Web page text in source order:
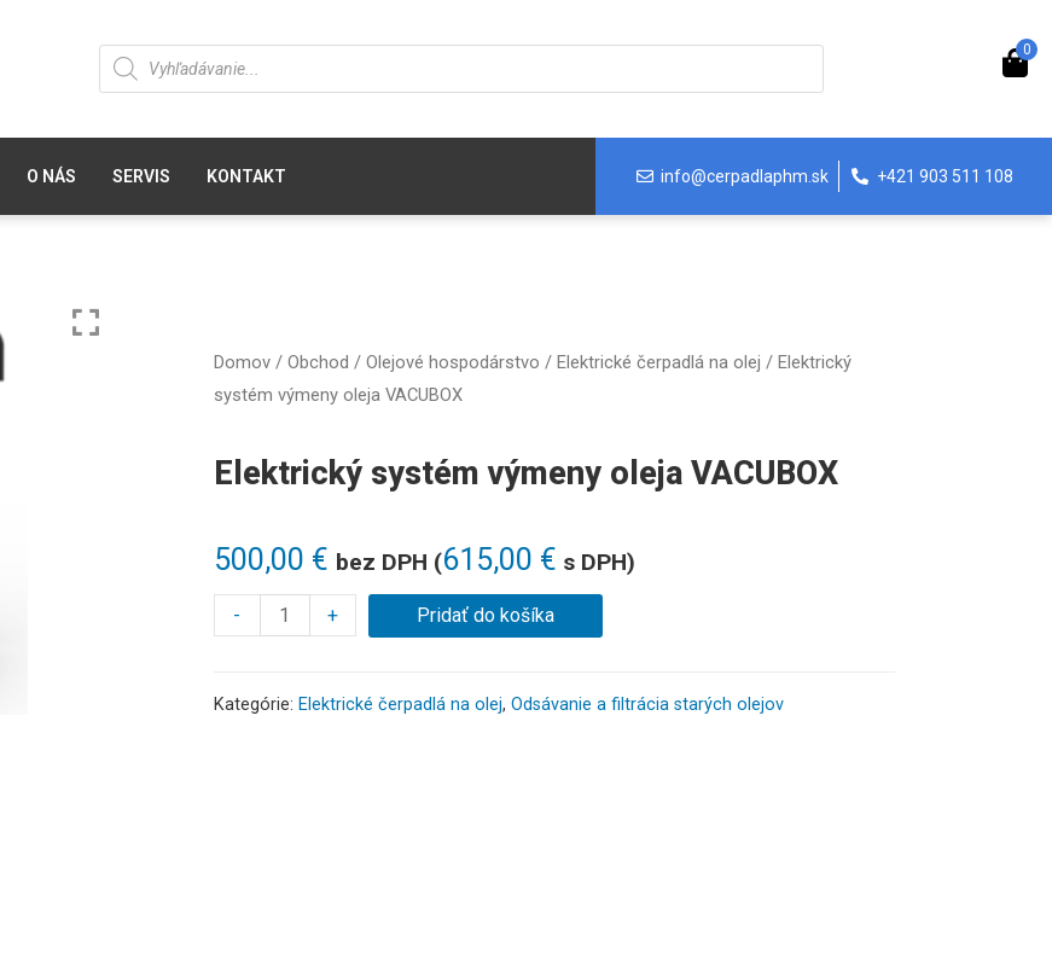
0
O NÁS SERVIS KONTAKT info@cerpadlaphm.sk +421 903 511 108
Domov/ Obchod / Olejové hospodárstvo / Elektrické čerpadlá na olej / Elektrický
systém výmeny oleja VACUBOX
Elektrický systém výmeny oleja VACUBOX
500,00 € bez DPH (615,00 € s DPH)
- + Pridať do košíka
Kategórie: Elektrické čerpadlá na olej, Odsávanie a filtrácia starých olejov